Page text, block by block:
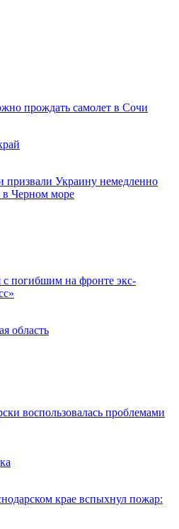
прождать самолет в Сочи
призвали Украину немедленно
в Черном море
с погибшим на фронте экс-
область
воспользовалась проблемами
крае вспыхнул пожар: